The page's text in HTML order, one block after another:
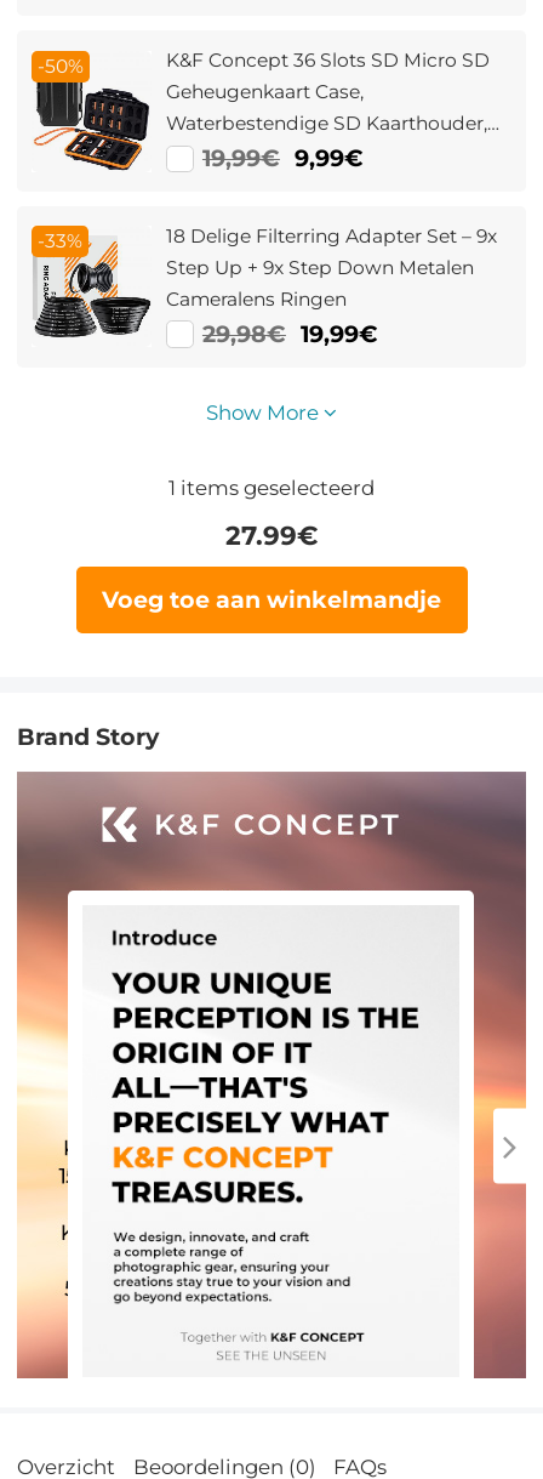
-50%
K&F Concept 36 Slots SD Micro SD
Geheugenkaart Case,
Waterbestendige SD Kaarthouder,
Anti-Shock Kaart Draag
SDHC Kaarten
19,99€ 9,99€
-33%
18 Delige Filterring Adapter Set – 9x
Step Up + 9x Step Down Metalen
Cameralens Ringen
29,98€ 19,99€
Show More
1 items geselecteerd
27.99€
Voeg toe aan winkelmandje
Brand Story
Overzicht Beoordelingen (0) FAQs